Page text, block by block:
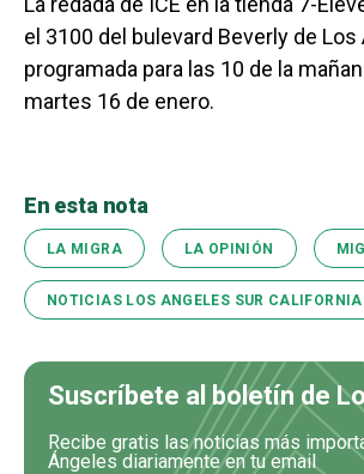
el 3100 del bulevard Beverly de Los
programada para las 10 de la
martes 16 de enero.
En esta nota
LA MIGRA LA OPINIÓN
NOTICIAS LOS ANGELES SUR CALIFORNIA
Suscríbete al boletín de
Recibe gratis las noticias más
Ángeles diariamente en tu email